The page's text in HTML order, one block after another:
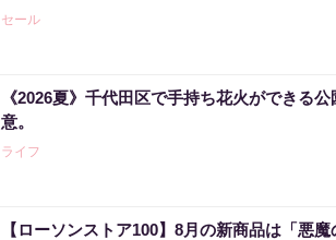
セール
《2026夏》千代田区で手持ち花火ができる
意。
ライフ
【ローソンストア100】8月の新商品は「悪